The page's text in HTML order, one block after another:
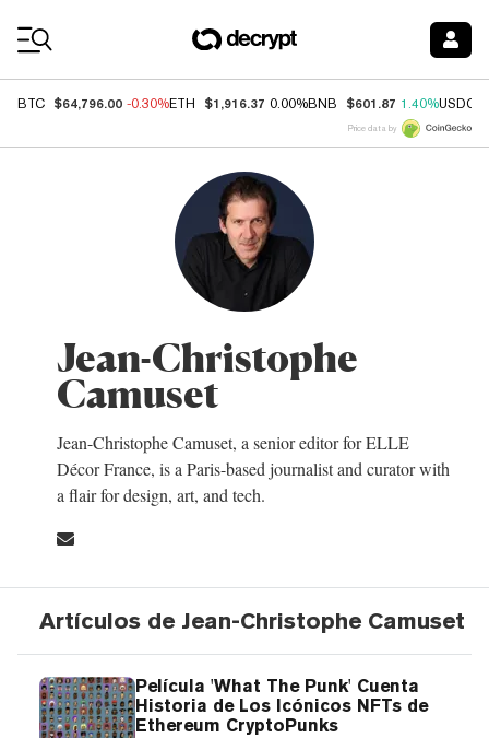
BTC $64,796.00 -0.30%ETH $1,916.37 0.00%BNB $601.87 1.40%USDC
Price data by
Jean-Christophe
Camuset
Jean-Christophe Camuset, a senior editor for ELLE
Décor France, is a Paris-based journalist and curator with
a flair for design, art, and tech.
Artículos de Jean-Christophe Camuset
Película 'What The Punk' Cuenta
Historia de Los Icónicos NFTs de
Ethereum CryptoPunks